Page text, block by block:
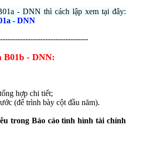
- DNN thì cách lập xem tại đây:
- DNN
B01b - DNN:
hợp chi tiết;
(để trình bày cột đầu năm).
trong Báo cáo tình hình tài chính